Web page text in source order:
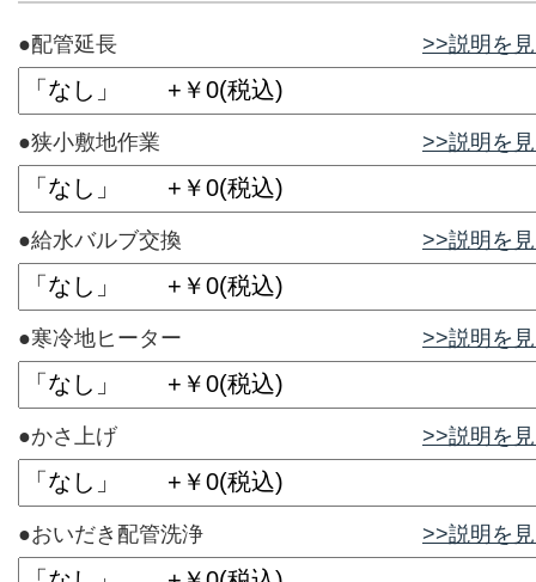
●配管延長 >>説明を
●狭小敷地作業 >>説明を
●給水バルブ交換 >>説明を
●寒冷地ヒーター >>説明を
●かさ上げ >>説明を
●おいだき配管洗浄 >>説明を